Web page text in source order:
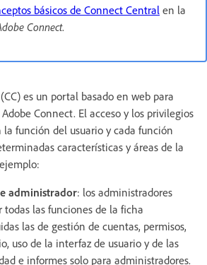
básicos de Connect Central en la
Connect.
es un portal basado en web para
Connect. El acceso y los privilegios
función del usuario y cada función
características y áreas de la
administrador: los administradores
todas las funciones de la ficha
las de gestión de cuentas, permisos,
uso de la interfaz de usuario y de las
e informes solo para administradores.